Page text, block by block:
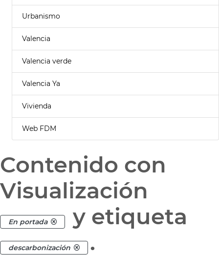
Urbanismo
Valencia
Valencia verde
Valencia Ya
Vivienda
Web FDM
Contenido con
Visualización
En portada y etiqueta
descarbonización .